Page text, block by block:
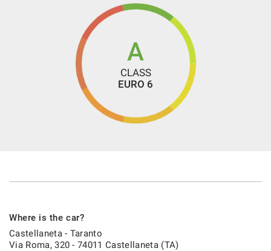
disposizione per fornirvi ulteriori informazioni e chiarimenti,
e per garantirvi la sicurezza di fare un ottimo acquisto.
Sarete i benvenuti!!
- We speak English
- Wir sprechen Deutsch
A
CLASS
EURO 6
Where is the car?
Castellaneta - Taranto
Via Roma, 320 - 74011 Castellaneta (TA)